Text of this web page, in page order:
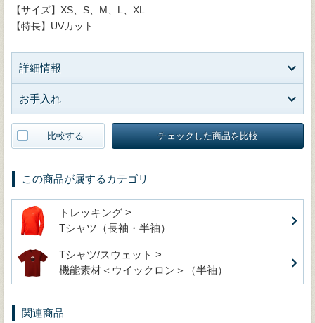
【サイズ】XS、S、M、L、XL
【特長】UVカット
詳細情報
お手入れ
比較する チェックした商品を比較
この商品が属するカテゴリ
トレッキング >
Tシャツ（長袖・半袖）
Tシャツ/スウェット >
機能素材＜ウイックロン＞（半袖）
関連商品